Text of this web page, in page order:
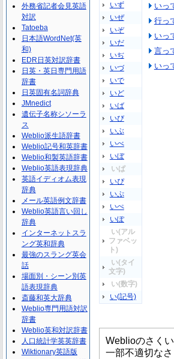
いず
いぜ
いぞ
いだ
いぢ
いづ
いで
いど
いば
いび
いぶ
いべ
いぼ
いぱ
いぴ
いぷ
いぺ
いぽ
い(アル
ファベッ
ト)
い(タイ
文字)
い(数字)
い(記号)
いっ
行っ
いっ
言っ
いっ
Weblioのさく
一部不適切な
外務省記者会見英語
対訳
Tatoeba
日本語WordNet(英
和)
EDR日英対訳辞書
日英・英日専門用語
辞書
日英固有名詞辞典
JMnedict
遺伝子名称シソーラ
ス
Weblio派生語辞書
Weblio記号和英辞書
Weblio和製英語辞書
Weblio英語表現辞典
英語イディオム表現
辞典
メール英語例文辞書
Weblio英語言い回し
辞典
インターネットスラ
ング英和辞典
最強のスラング英会
話
場面別・シーン別英
語表現辞典
斎藤和英大辞典
Weblio専門用語対訳
辞書
Weblio英和対訳辞書
人口統計学英英辞書
Wiktionary英語版